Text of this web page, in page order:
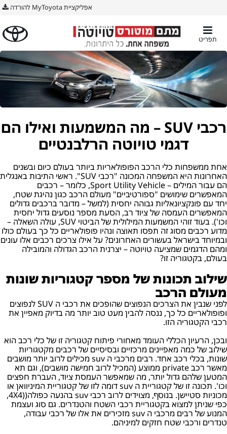
אפליקציית MyToyota להורדה
תפריט
רכבי SUV – מה המשמעות ואילו הם
דגמי טויוטה הרלבנטיים
אחת ממשפחות כלי הרכב הפופולאריות ביותר בעולם כיום ובשנים
האחרונות היא המשפחה המכונה "רכבי SUV". ראשי התיבות באנגלית
הם עבור המילים – Sport Utility Vehicle, כלומר – רכבים
המאפשרים שימושים "ספורטיביים" מעולם הרכב כגון נהיגת שטח,
יחד עם פונקציונאליות גבוהה יחסית (למשל – מדובר ברכבים גדולים
המאפשרים העמסה של ציוד רב, הסעת מספר נוסעים גדול יחסית
וכו'). בעוד זוהי המשמעות המילולית של הביטוי SUV, עולה השאלה –
מדוע רכבים מסוג זה תפסו תאוצה ונהיו פופולאריים כל כך בעולם כולו
ובמיוחד בישראל בעשורים האחרונים? על אילו צרכים רכבים אלו עונים
ומהם הדגמים שמציעה טויוטה – יצרנית הרכב הגדולה והמובילה
בעולם, בקטגוריה זו?
שילוב תכונות של מספר קטגוריות שונות
מעולם הרכב
לפני שנבין את הצרכים הנפוצים שהופכים את רכבי ה SUV לנפוצים
ופופולאריים כל כך, ננסה להבין מעט טוב יותר מה בדיוק מאפיין את
רכבי הקטגוריה הזו.
ובכן, הרעיון הכללי העומד מאחורי פיתוח קטגוריה זו של כלי רכב הוא
שילוב של כמה מאפיינים מרכזיים ובסיסיים של רכבים מקטגוריות
שונות, בכלי רכב אחד. רבים מרכבי ה suv מכילים לרוב יותר מושבים
מאשר רכב private ממוצע (המכיל לרוב חמישה מושבים), וגם תא
המטען שלהם גדול יותר, מה שמאפשר העמסת ציוד, העברת חפצים
וכו'. תכונה זו של קטגוריית ה suv דומה לזו של קטגוריית המיניוואן או
מכוניות סטיישן. בנוסף, מצוידים לרוב רכבי suv בהנעה כפולה((4X4,
כפי שניתן למצוא בקטגוריית רכבי השטח והטנדרים. גם סוג ועצמת
המנוע של רבים מרכבי ה suv מזכירים את אלו של רכבי עבודה,
טנדרים ורכבי שטח חזקים למיניהם.